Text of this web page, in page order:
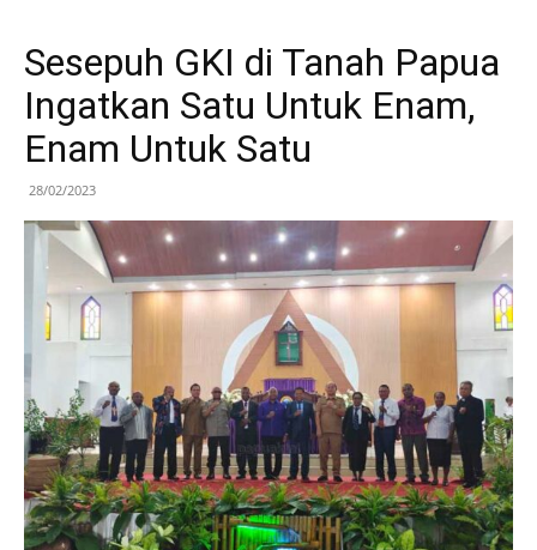
Sesepuh GKI di Tanah Papua
Ingatkan Satu Untuk Enam,
Enam Untuk Satu
28/02/2023